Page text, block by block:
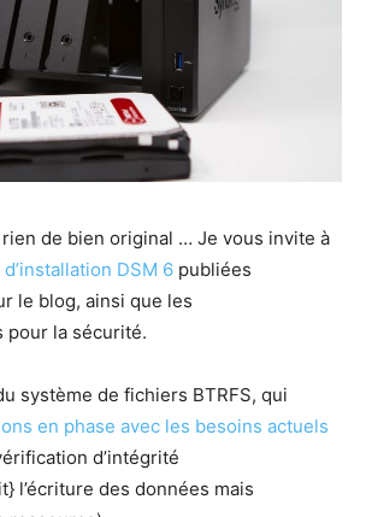
de bien original … Je vous invite à
DSM 6 publiées
le blog, ainsi que les
pour la sécurité.
système de fichiers BTRFS, qui
en phase avec les besoins actuels
d’intégrité
l’écriture des données mais